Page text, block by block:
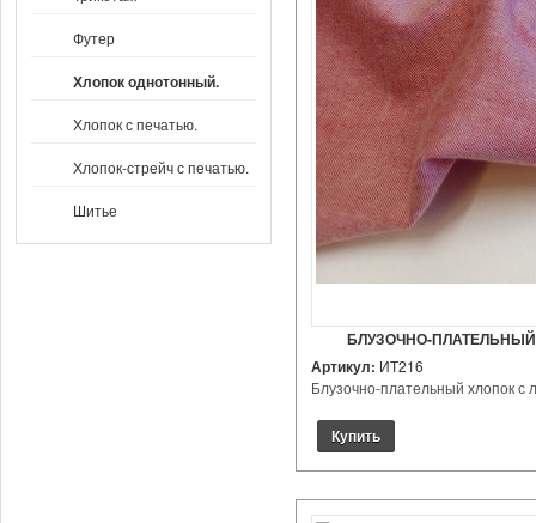
Футер
Хлопок однотонный.
Хлопок с печатью.
Хлопок-стрейч с печатью.
Шитье
БЛУЗОЧНО-
Артикул: ИТ216
Блузочно-плательный хлопок с